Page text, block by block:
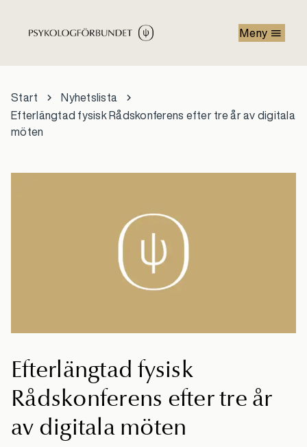
Meny
Start
Nyhetslista
Efterlängtad fysisk Rådskonferens efter tre år av digitala
möten
Efterlängtad fysisk
Rådskonferens efter tre år
av digitala möten